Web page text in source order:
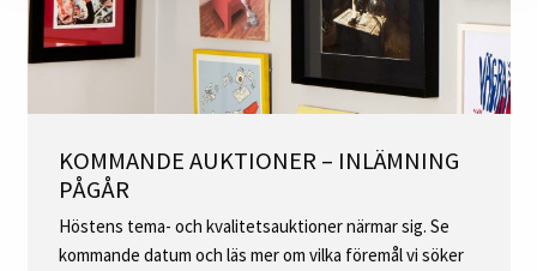
KOMMANDE AUKTIONER – INLÄMNING
PÅGÅR
Höstens tema- och kvalitetsauktioner närmar sig. Se
kommande datum och läs mer om vilka föremål vi söker